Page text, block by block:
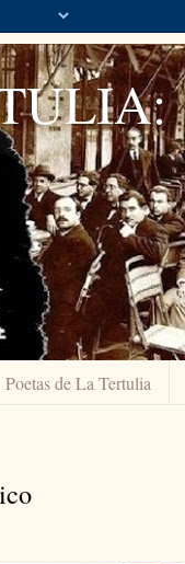
Poetas de La Tertulia